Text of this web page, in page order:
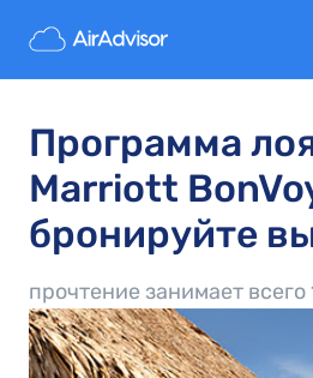
Программа
Marriott
бронируйте
прочтение занимает всего